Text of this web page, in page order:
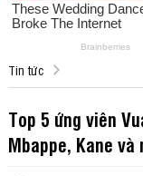
Tin tức
Top 5 ứng viên
Mbappe, Kane và